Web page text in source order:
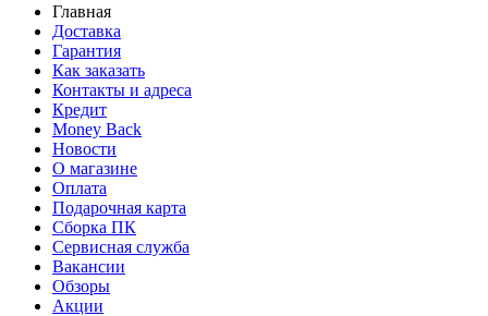
Главная
Доставка
Гарантия
Как заказать
Контакты и адреса
Кредит
Money Back
Новости
О магазине
Оплата
Подарочная карта
Сборка ПК
Сервисная служба
Вакансии
Обзоры
Акции